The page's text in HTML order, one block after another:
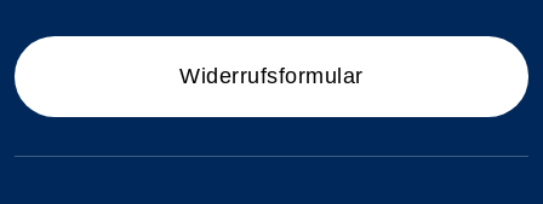
Widerrufsformular